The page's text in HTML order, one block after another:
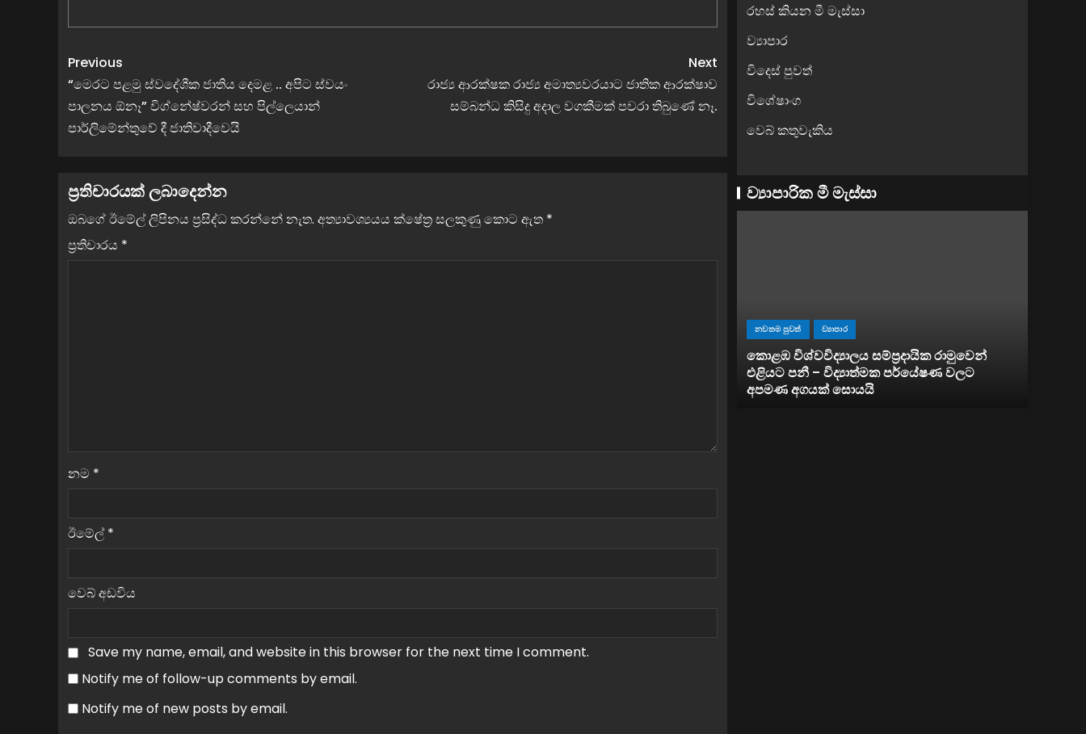
Previous
“මෙරට පළමු ස්වදේශීක ජාතිය දෙමළ .. අපිට ස්වයං
පාලනය ඕනෑ” විග්නේෂ්වරන් සහ පිල්ලෙයාන්
පාර්ලිමේන්තුවේ දී ජාතිවාදීවෙයි
Next
රාජ්‍ය ආරක්ෂක රාජ්‍ය අමාත්‍යවරයාට ජාතික ආරක්ෂාව
සම්බන්ධ කිසිදු අදාල වගකීමක් පවරා තිබුණේ නෑ.
ප්‍රතිචාරයක් ලබාදෙන්න
ඔබගේ ඊමේල් ලිපිනය ප්‍රසිද්ධ කරන්නේ නැත. අත්‍යාවශ්‍යයය ක්ෂේත්‍ර සලකුණු කොට ඇත *
ප්‍රතිචාරය *
නම *
ඊමේල් *
වෙබ් අඩවිය
Save my name, email, and website in this browser for the next time I comment.
Notify me of follow-up comments by email.
Notify me of new posts by email.
රහස් කියන මී මැස්සා
ව්‍යාපාර
විදෙස් පුවත්
විශේෂාංග
වෙබ් කතුවැකිය
ව්‍යාපාරික මී මැස්සා
නවතම පුවත් ව්‍යාපාර
කොළඹ විශ්වවිද්‍යාලය සම්ප්‍රදායික රාමුවෙන්
එළියට පනී – විද්‍යාත්මක පර්යේෂණ වලට
අපමණ අගයක් සොයයි